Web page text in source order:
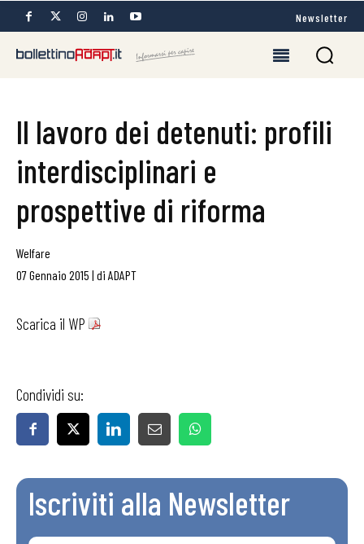
Newsletter
Il lavoro dei detenuti: profili
interdisciplinari e
prospettive di riforma
Welfare
07 Gennaio 2015 | di ADAPT
Scarica il WP
Condividi su:
Iscriviti alla Newsletter